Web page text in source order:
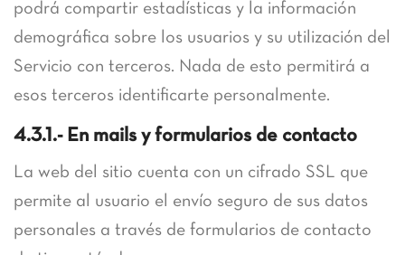
podrá compartir estadísticas y la información
demográfica sobre los usuarios y su utilización del
Servicio con terceros. Nada de esto permitirá a
esos terceros identificarte personalmente.
4.3.1.- En mails y formularios de contacto
La web del sitio cuenta con un cifrado SSL que
permite al usuario el envío seguro de sus datos
personales a través de formularios de contacto